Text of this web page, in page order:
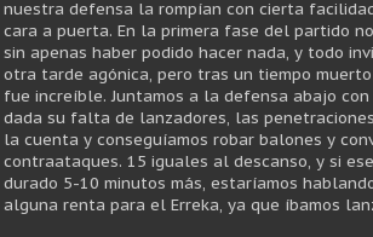
nuestra defensa la rompían con cierta
cara a puerta. En la primera fase del partido
sin apenas haber podido hacer nada, y todo
otra tarde agónica, pero tras un tiempo
fue increíble. Juntamos a la defensa abajo con
dada su falta de lanzadores, las
la cuenta y conseguíamos robar balones y
contraataques. 15 iguales al descanso, y si
durado 5-10 minutos más, estaríamos
alguna renta para el Erreka, ya que íbamos